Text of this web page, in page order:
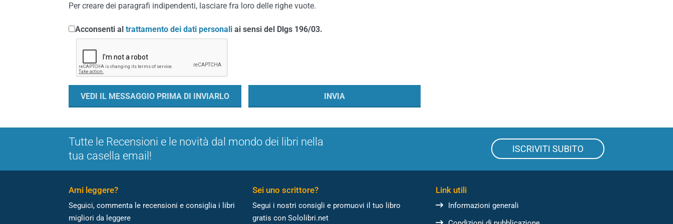
Per creare dei paragrafi indipendenti, lasciare fra loro delle righe vuote.
Acconsenti al trattamento dei dati personali ai sensi del Dlgs 196/03.
Tutte le Recensioni e le novità dal mondo dei libri nella
tua casella email!
ISCRIVITI SUBITO
Ami leggere?
Seguici, commenta le recensioni e consiglia i libri
migliori da leggere
Sei uno scrittore?
Segui i nostri consigli e promuovi il tuo libro
gratis con Sololibri.net
Link utili
Informazioni generali